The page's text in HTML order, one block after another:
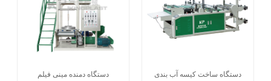
دستگاه دمنده مینی فیلم
دستگاه ساخت کیسه آب بندی